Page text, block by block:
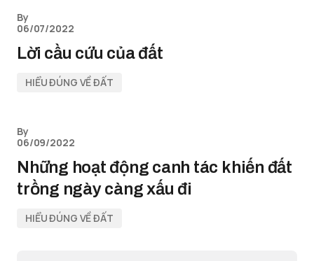
By
06/07/2022
Lời cầu cứu của đất
HIỂU ĐÚNG VỀ ĐẤT
By
06/09/2022
Những hoạt động canh tác khiến đất
trồng ngày càng xấu đi
HIỂU ĐÚNG VỀ ĐẤT